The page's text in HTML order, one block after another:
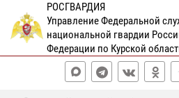
РОСГВАРДИЯ
Управление Федеральной
национальной гвардии
Федерации по Курской